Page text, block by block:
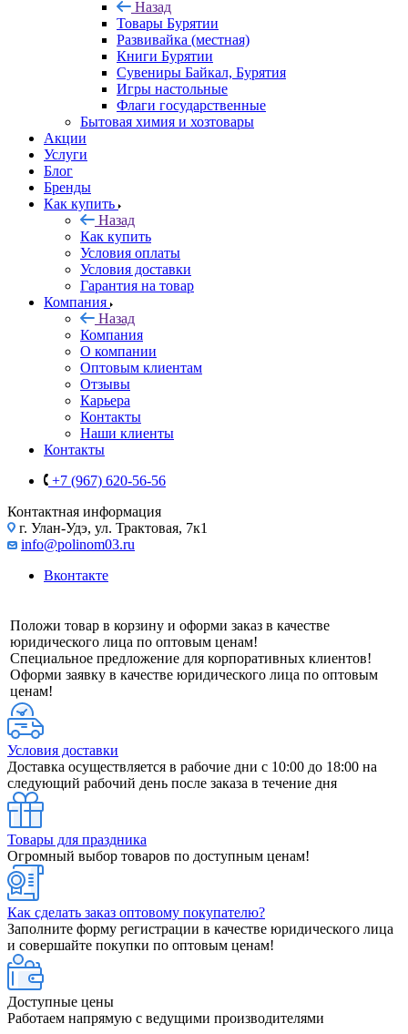
Назад
Товары Бурятии
Развивайка (местная)
Книги Бурятии
Сувениры Байкал, Бурятия
Игры настольные
Флаги государственные
Бытовая химия и хозтовары
Акции
Услуги
Блог
Бренды
Как купить
Назад
Как купить
Условия оплаты
Условия доставки
Гарантия на товар
Компания
Назад
Компания
О компании
Оптовым клиентам
Отзывы
Карьера
Контакты
Наши клиенты
Контакты
+7 (967) 620-56-56
Контактная информация
г. Улан-Удэ, ул. Трактовая, 7к1
info@polinom03.ru
Вконтакте
Положи товар в корзину и оформи заказ в качестве
юридического лица по оптовым ценам!
Специальное предложение для корпоративных клиентов!
Оформи заявку в качестве юридического лица по оптовым
ценам!
Условия доставки
Доставка осуществляется в рабочие дни с 10:00 до 18:00 на
следующий рабочий день после заказа в течение дня
Товары для праздника
Огромный выбор товаров по доступным ценам!
Как сделать заказ оптовому покупателю?
Заполните форму регистрации в качестве юридического лица
и совершайте покупки по оптовым ценам!
Доступные цены
Работаем напрямую с ведущими производителями